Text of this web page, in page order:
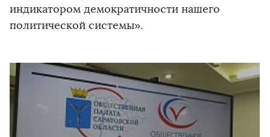
индикатором демократичности нашего
политической системы».